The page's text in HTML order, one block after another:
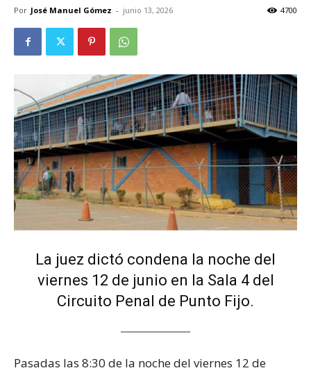
Por José Manuel Gómez - junio 13, 2026 4700
La juez dictó condena la noche del
viernes 12 de junio en la Sala 4 del
Circuito Penal de Punto Fijo.
Pasadas las 8:30 de la noche del viernes 12 de